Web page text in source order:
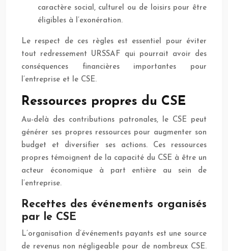
caractère social, culturel ou de loisirs pour être
éligibles à l’exonération.
Le respect de ces règles est essentiel pour éviter
tout redressement URSSAF qui pourrait avoir des
conséquences financières importantes pour
l’entreprise et le CSE.
Ressources propres du CSE
Au-delà des contributions patronales, le CSE peut
générer ses propres ressources pour augmenter son
budget et diversifier ses actions. Ces ressources
propres témoignent de la capacité du CSE à être un
acteur économique à part entière au sein de
l’entreprise.
Recettes des événements organisés
par le CSE
L’organisation d’événements payants est une source
de revenus non négligeable pour de nombreux CSE.